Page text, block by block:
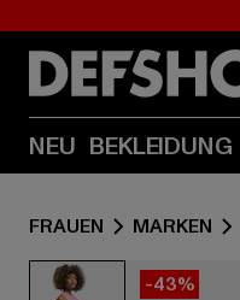
NEU BEKLEIDUNG
FRAUEN MARKEN
-43%